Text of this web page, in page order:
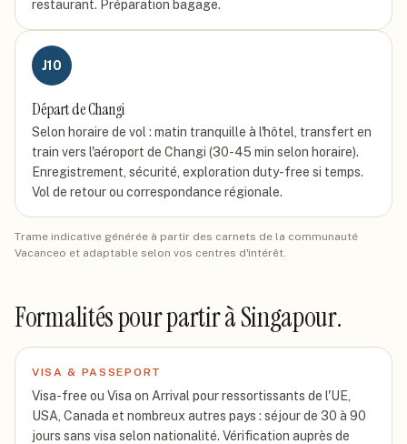
restaurant. Préparation bagage.
J10
Départ de Changi
Selon horaire de vol : matin tranquille à l'hôtel, transfert en
train vers l'aéroport de Changi (30-45 min selon horaire).
Enregistrement, sécurité, exploration duty-free si temps.
Vol de retour ou correspondance régionale.
Trame indicative générée à partir des carnets de la communauté
Vacanceo et adaptable selon vos centres d'intérêt.
Formalités pour partirà Singapour.
VISA & PASSEPORT
Visa-free ou Visa on Arrival pour ressortissants de l'UE,
USA, Canada et nombreux autres pays : séjour de 30 à 90
jours sans visa selon nationalité. Vérification auprès de